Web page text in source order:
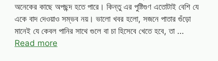
অনেকের কাছে অপছন্দ হতে পারে। কিন্তু এর পুষ্টিগুণ এতোটাই বেশি যে
একে বাদ দেওয়াও সম্ভব নয়। ভালো খবর হলো, সজনে পাতার গুঁড়ো
মানেই যে কেবল পানির সাথে গুলে বা চা হিসেবে খেতে হবে, তা …
Read more